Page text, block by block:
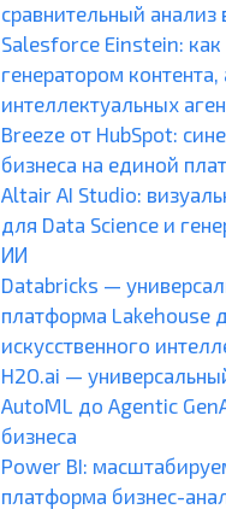
сравнительный анализ
Salesforce Einstein: как
генератором
интеллектуальных
Breeze от HubSpot:
бизнеса на единой
Altair AI Studio:
для Data Science и
ИИ
Databricks —
платформа Lakehouse
искусственного
H2O.ai —
AutoML до Agentic
бизнеса
Power BI:
платформа бизнес-